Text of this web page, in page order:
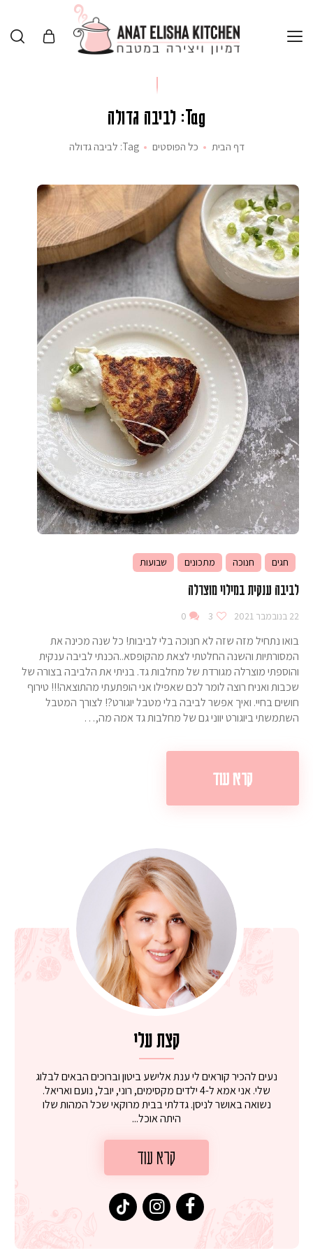
Tag: לביבה גדולה
דף הבית כל הפוסטים Tag: לביבה גדולה
חגים חנוכה מתכונים שבועות
לביבה ענקית במילוי מוצרלה
22 בנובמבר 2021 3
0
בואו נתחיל מזה שזה לא חנוכה בלי לביבות! כל שנה מכינה את
המסורתיות והשנה החלטתי לצאת מהקופסא..הכנתי לביבה ענקית
והוספתי מוצרלה מגורדת של מחלבות גד. בניתי את הלביבה בצורה של
שכבות ואניח רוצה לומר לכם שאפילו אני הופתעתי מהתוצאה!!! טירוף
חושים בחיי. ואיך אפשר לביבה בלי מטבל יוגורט?! לצורך המטבל
השתמשתי ביוגורט יווני גם של מחלבות גד אמה מה,…
קרא עוד
קצת עלי
נעים להכיר קוראים לי ענת אלישע ביטון וברוכים הבאים לבלוג
שלי. אני אמא ל-4 ילדים מקסימים, רוני, יובל, נועם ואריאל.
נשואה באושר לניסן. גדלתי בבית מרוקאי שכל המהות שלו
היתה אוכל...
קרא עוד